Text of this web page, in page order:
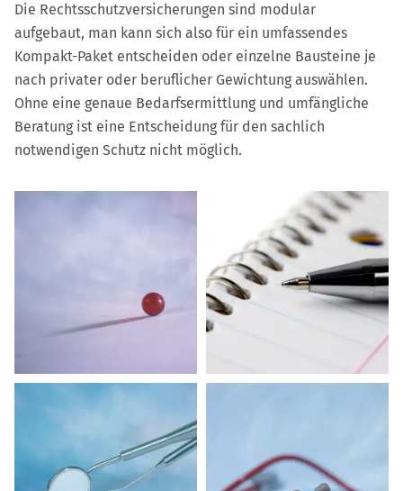
Die Rechtsschutzversicherungen sind modular
aufgebaut, man kann sich also für ein umfassendes
Kompakt-Paket entscheiden oder einzelne Bausteine je
nach privater oder beruflicher Gewichtung auswählen.
Ohne eine genaue Bedarfsermittlung und umfängliche
Beratung ist eine Entscheidung für den sachlich
notwendigen Schutz nicht möglich.